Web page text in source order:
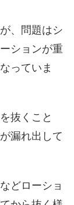
、問題はシ
ションが重
っていま
抜くこと
漏れ出して
どローショ